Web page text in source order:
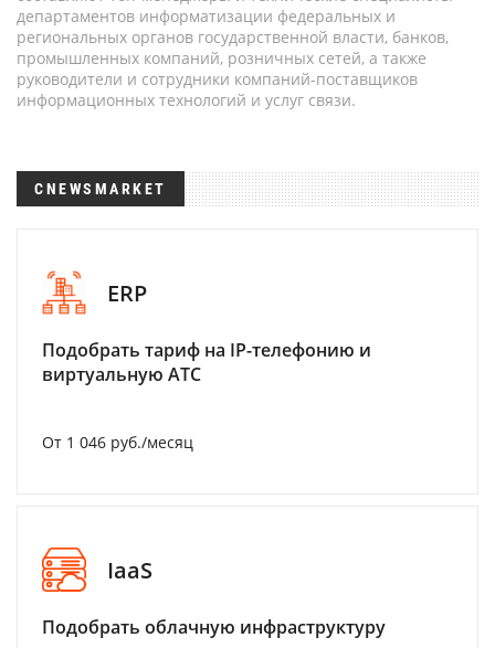
департаментов информатизации федеральных и
региональных органов государственной власти, банков,
промышленных компаний, розничных сетей, а также
руководители и сотрудники компаний-поставщиков
информационных технологий и услуг связи.
CNEWSMARKET
ERP
Подобрать тариф на IP-телефонию и
виртуальную АТС
От 1 046 руб./месяц
IaaS
Подобрать облачную инфраструктуру